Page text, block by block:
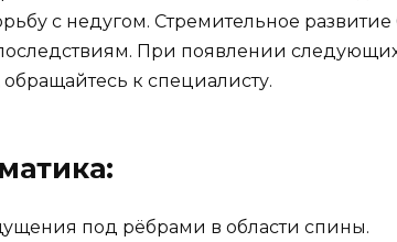
с недугом. Стремительное
При появлении
к специалисту.
под рёбрами в области спины.